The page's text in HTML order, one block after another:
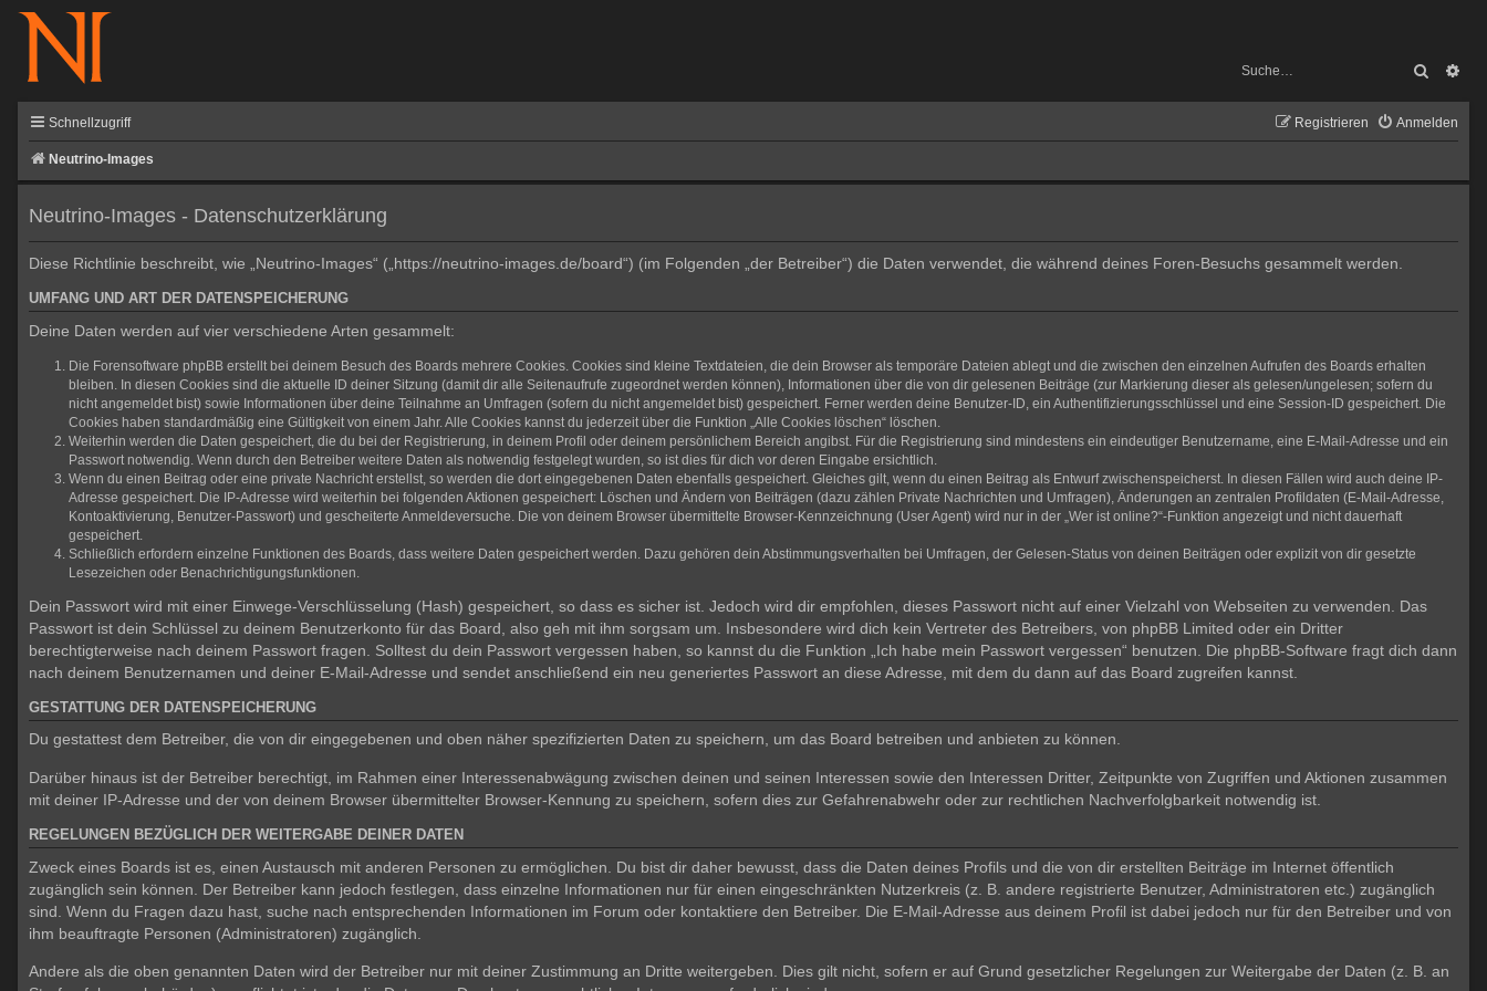
Suche
Schnellzugriff Anmelden
Registrieren
Neutrino-Images
Neutrino-Images - Datenschutzerklärung
Diese Richtlinie beschreibt, wie „Neutrino-Images“ („https://neutrino-images.de/board“) (im Folgenden „der Betreiber“) die Daten verwendet, die während deines Foren-Besuchs gesammelt werden.
UMFANG UND ART DER DATENSPEICHERUNG
Deine Daten werden auf vier verschiedene Arten gesammelt:
Die Forensoftware phpBB erstellt bei deinem Besuch des Boards mehrere Cookies. Cookies sind kleine Textdateien, die dein Browser als temporäre Dateien ablegt und die zwischen den einzelnen Aufrufen des Boards erhalten
bleiben. In diesen Cookies sind die aktuelle ID deiner Sitzung (damit dir alle Seitenaufrufe zugeordnet werden können), Informationen über die von dir gelesenen Beiträge (zur Markierung dieser als gelesen/ungelesen; sofern du
nicht angemeldet bist) sowie Informationen über deine Teilnahme an Umfragen (sofern du nicht angemeldet bist) gespeichert. Ferner werden deine Benutzer-ID, ein Authentifizierungsschlüssel und eine Session-ID gespeichert. Die
Cookies haben standardmäßig eine Gültigkeit von einem Jahr. Alle Cookies kannst du jederzeit über die Funktion „Alle Cookies löschen“ löschen.
Weiterhin werden die Daten gespeichert, die du bei der Registrierung, in deinem Profil oder deinem persönlichem Bereich angibst. Für die Registrierung sind mindestens ein eindeutiger Benutzername, eine E-Mail-Adresse und ein
Passwort notwendig. Wenn durch den Betreiber weitere Daten als notwendig festgelegt wurden, so ist dies für dich vor deren Eingabe ersichtlich.
Wenn du einen Beitrag oder eine private Nachricht erstellst, so werden die dort eingegebenen Daten ebenfalls gespeichert. Gleiches gilt, wenn du einen Beitrag als Entwurf zwischenspeicherst. In diesen Fällen wird auch deine IP-
Adresse gespeichert. Die IP-Adresse wird weiterhin bei folgenden Aktionen gespeichert: Löschen und Ändern von Beiträgen (dazu zählen Private Nachrichten und Umfragen), Änderungen an zentralen Profildaten (E-Mail-Adresse,
Kontoaktivierung, Benutzer-Passwort) und gescheiterte Anmeldeversuche. Die von deinem Browser übermittelte Browser-Kennzeichnung (User Agent) wird nur in der „Wer ist online?“-Funktion angezeigt und nicht dauerhaft
gespeichert.
Schließlich erfordern einzelne Funktionen des Boards, dass weitere Daten gespeichert werden. Dazu gehören dein Abstimmungsverhalten bei Umfragen, der Gelesen-Status von deinen Beiträgen oder explizit von dir gesetzte
Lesezeichen oder Benachrichtigungsfunktionen.
Dein Passwort wird mit einer Einwege-Verschlüsselung (Hash) gespeichert, so dass es sicher ist. Jedoch wird dir empfohlen, dieses Passwort nicht auf einer Vielzahl von Webseiten zu verwenden. Das
Passwort ist dein Schlüssel zu deinem Benutzerkonto für das Board, also geh mit ihm sorgsam um. Insbesondere wird dich kein Vertreter des Betreibers, von phpBB Limited oder ein Dritter
berechtigterweise nach deinem Passwort fragen. Solltest du dein Passwort vergessen haben, so kannst du die Funktion „Ich habe mein Passwort vergessen“ benutzen. Die phpBB-Software fragt dich dann
nach deinem Benutzernamen und deiner E-Mail-Adresse und sendet anschließend ein neu generiertes Passwort an diese Adresse, mit dem du dann auf das Board zugreifen kannst.
GESTATTUNG DER DATENSPEICHERUNG
Du gestattest dem Betreiber, die von dir eingegebenen und oben näher spezifizierten Daten zu speichern, um das Board betreiben und anbieten zu können.
Darüber hinaus ist der Betreiber berechtigt, im Rahmen einer Interessenabwägung zwischen deinen und seinen Interessen sowie den Interessen Dritter, Zeitpunkte von Zugriffen und Aktionen zusammen
mit deiner IP-Adresse und der von deinem Browser übermittelter Browser-Kennung zu speichern, sofern dies zur Gefahrenabwehr oder zur rechtlichen Nachverfolgbarkeit notwendig ist.
REGELUNGEN BEZÜGLICH DER WEITERGABE DEINER DATEN
Zweck eines Boards ist es, einen Austausch mit anderen Personen zu ermöglichen. Du bist dir daher bewusst, dass die Daten deines Profils und die von dir erstellten Beiträge im Internet öffentlich
zugänglich sein können. Der Betreiber kann jedoch festlegen, dass einzelne Informationen nur für einen eingeschränkten Nutzerkreis (z. B. andere registrierte Benutzer, Administratoren etc.) zugänglich
sind. Wenn du Fragen dazu hast, suche nach entsprechenden Informationen im Forum oder kontaktiere den Betreiber. Die E-Mail-Adresse aus deinem Profil ist dabei jedoch nur für den Betreiber und von
ihm beauftragte Personen (Administratoren) zugänglich.
Andere als die oben genannten Daten wird der Betreiber nur mit deiner Zustimmung an Dritte weitergeben. Dies gilt nicht, sofern er auf Grund gesetzlicher Regelungen zur Weitergabe der Daten (z. B. an